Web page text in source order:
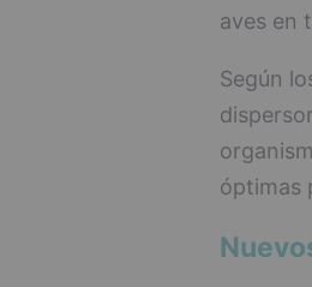
aves en
Según
óptimas